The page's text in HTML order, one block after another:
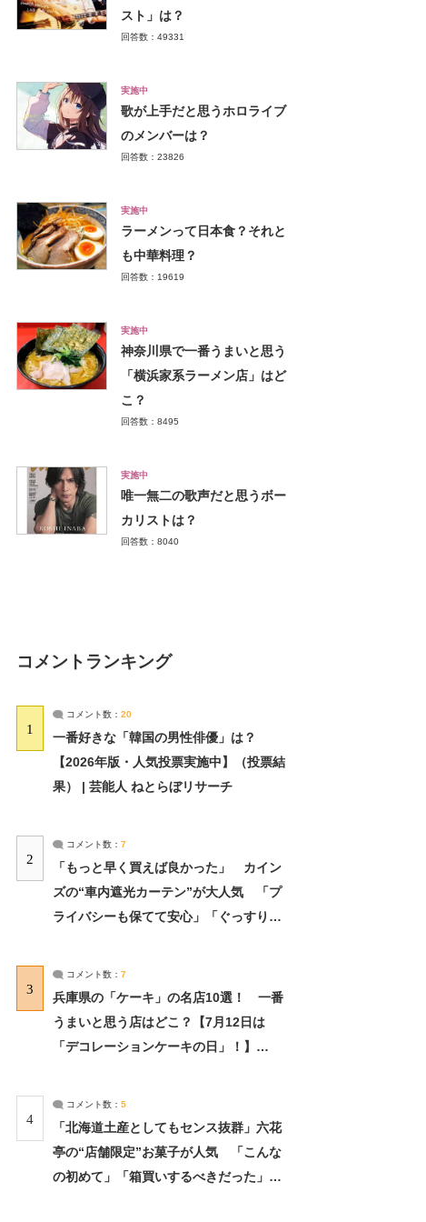
スト」は？
回答数：49331
実施中
歌が上手だと思うホロライブ
のメンバーは？
回答数：23826
実施中
ラーメンって日本食？それと
も中華料理？
回答数：19619
実施中
神奈川県で一番うまいと思う
「横浜家系ラーメン店」はど
こ？
回答数：8495
実施中
唯一無二の歌声だと思うボー
カリストは？
回答数：8040
コメントランキング
1
コメント数： 20
一番好きな「韓国の男性俳優」は？
【2026年版・人気投票実施中】（投票結
果） | 芸能人 ねとらぼリサーチ
2
コメント数： 7
「もっと早く買えば良かった」 カイン
ズの“車内遮光カーテン”が大人気 「プ
ライバシーも保てて安心」「ぐっすり眠
3
コメント数： 7
兵庫県の「ケーキ」の名店10選！ 一番
うまいと思う店はどこ？【7月12日は
「デコレーションケーキの日」！】
4
コメント数： 5
「北海道土産としてもセンス抜群」六花
亭の“店舗限定”お菓子が人気 「こんな
の初めて」「箱買いするべきだった」